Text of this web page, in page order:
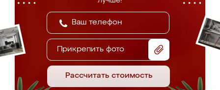
Прикрепить фото
Рассчитать стоимость